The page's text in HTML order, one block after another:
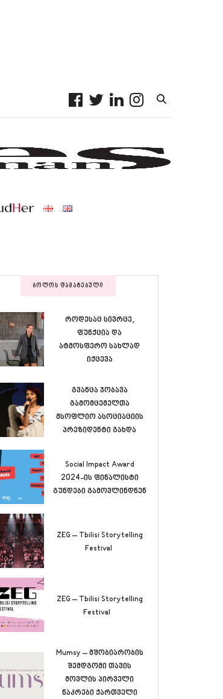
ᲑᲝᲚᲝᲡ ᲓᲐᲛᲐᲢᲔᲑᲣᲚᲘ
როდესაც სივრცე,
ფუნქცია და
ატმოსფერო სახლად
იქცევა
გვანცა ჯობავა
გამომცემელთა
მსოფლიო ასოციაციის
პრეზიდენტი გახდა
Social Impact Award
2024-ის ფინალისტი
გუნდები გამოვლინდნენ
ZEG – Tbilisi Storytelling
Festival
ZEG – Tbilisi Storytelling
Festival
Mumsy – მშობიარობის
შემდგომი თავის
მოვლის პირველი
ნაკრები ქართველი